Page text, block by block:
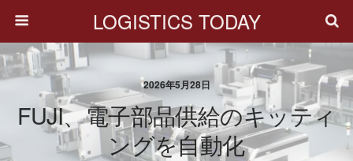
LOGISTICS TODAY
2026年5月28日
FUJI、電子部品供給のキッティ
ングを自動化